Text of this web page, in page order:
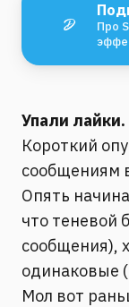
Про
Упали
Короткий
сообщениям
Опять
что теневой
сообщения),
одинаковые
Мол вот